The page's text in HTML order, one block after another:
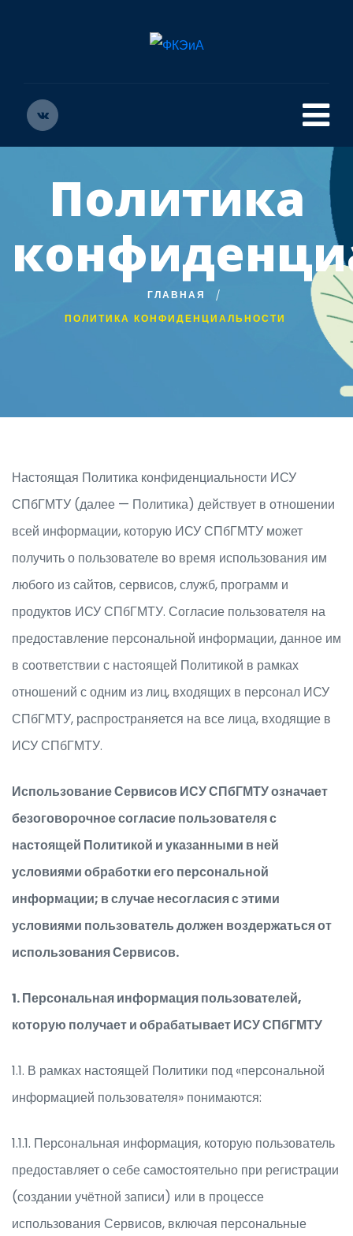
Политика
ГЛАВНАЯ
ПОЛИТИКА КОНФИДЕНЦИАЛЬНОСТИ
Настоящая Политика конфиденциальности ИСУ
СПбГМТУ (далее — Политика) действует в отношении
всей информации, которую ИСУ СПбГМТУ может
получить о пользователе во время использования им
любого из сайтов, сервисов, служб, программ и
продуктов ИСУ СПбГМТУ. Согласие пользователя на
предоставление персональной информации, данное им
в соответствии с настоящей Политикой в рамках
отношений с одним из лиц, входящих в персонал ИСУ
СПбГМТУ, распространяется на все лица, входящие в
ИСУ СПбГМТУ.
Использование Сервисов ИСУ СПбГМТУ означает
безоговорочное согласие пользователя с
настоящей Политикой и указанными в ней
условиями обработки его персональной
информации; в случае несогласия с этими
условиями пользователь должен воздержаться от
использования Сервисов.
1. Персональная информация пользователей,
которую получает и обрабатывает ИСУ СПбГМТУ
1.1. В рамках настоящей Политики под «персональной
информацией пользователя» понимаются:
1.1.1. Персональная информация, которую пользователь
предоставляет о себе самостоятельно при регистрации
(создании учётной записи) или в процессе
использования Сервисов, включая персональные